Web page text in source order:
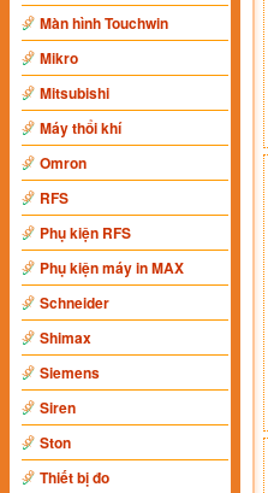
Màn hình Touchwin
Mikro
Mitsubishi
Máy thổi khí
Omron
RFS
Phụ kiện RFS
Phụ kiện máy in MAX
Schneider
Shimax
Siemens
Siren
Ston
Thiết bị đo